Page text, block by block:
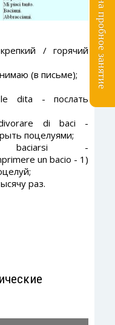
/ горячий
(в письме);
dita - послать
di baci -
поцелуями;
baciarsi -
un bacio - 1)
раз.